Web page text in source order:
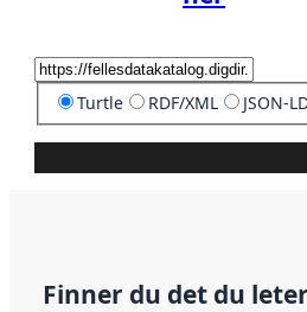
Turtle RDF/XML JSON-
Finner du det du